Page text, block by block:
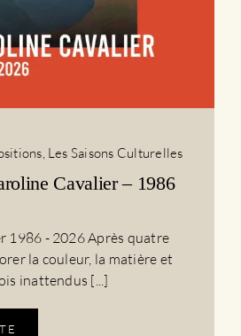
, Les Saisons Culturelles
Cavalier – 1986
1986 - 2026 Après quatre
la couleur, la matière et
inattendus [...]